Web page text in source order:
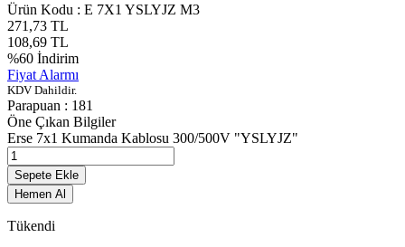
Ürün Kodu : E 7X1 YSLYJZ M3
271,73 TL
108,69 TL
%60 İndirim
Fiyat Alarmı
KDV Dahildir.
Parapuan : 181
Öne Çıkan Bilgiler
Erse 7x1 Kumanda Kablosu 300/500V "YSLYJZ"
Sepete Ekle
Hemen Al
Tükendi